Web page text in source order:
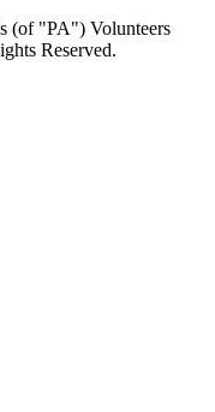
(of "PA") Volunteers
Reserved.